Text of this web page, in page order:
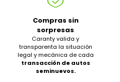
Compras sin
sorpresas
Caranty valida y
transparenta la situación
legal y mecánica de cada
transacción de autos
seminuevos.